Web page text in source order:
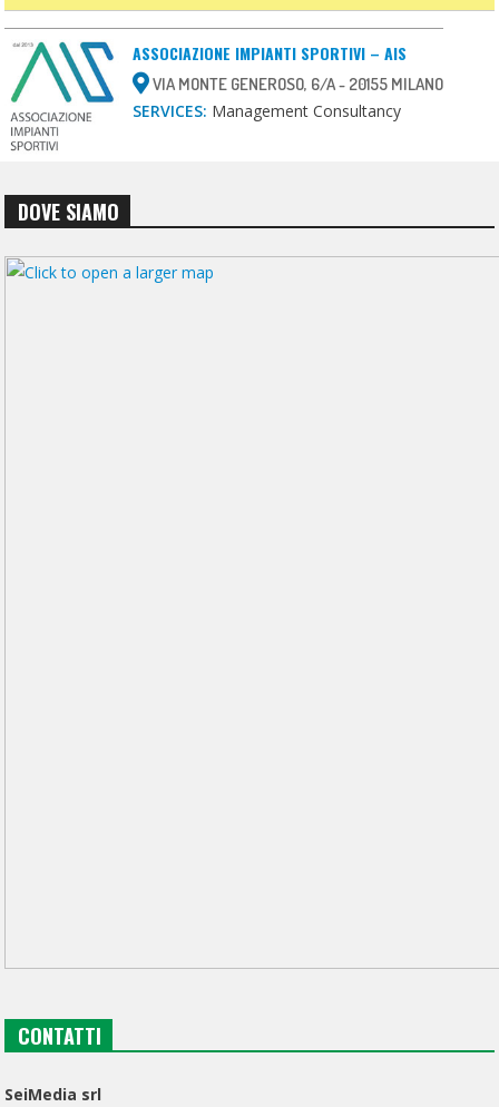
ASSOCIAZIONE IMPIANTI SPORTIVI – AIS
VIA MONTE GENEROSO, 6/A - 20155 MILANO
SERVICES: Management Consultancy
DOVE SIAMO
CONTATTI
SeiMedia srl